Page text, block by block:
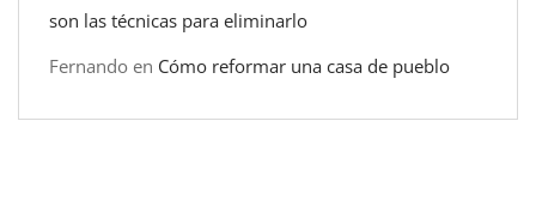
son las técnicas para eliminarlo
Fernando en Cómo reformar una casa de pueblo